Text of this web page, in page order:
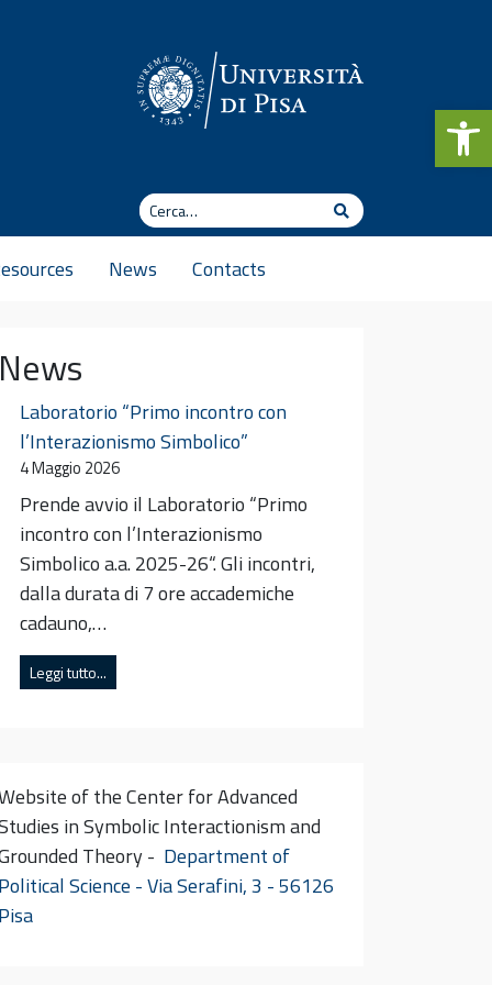
Cerca
Cerca
News Contacts
News
Laboratorio “Primo incontro con
l’Interazionismo Simbolico”
4 Maggio 2026
Prende avvio il Laboratorio “Primo
incontro con l’Interazionismo
Simbolico a.a. 2025-26“. Gli incontri,
dalla durata di 7 ore accademiche
cadauno,…
Leggi tutto...
of the Center for Advanced
in Symbolic Interactionism and
Theory - Department of
Political Science - Via Serafini, 3 - 56126
Pisa